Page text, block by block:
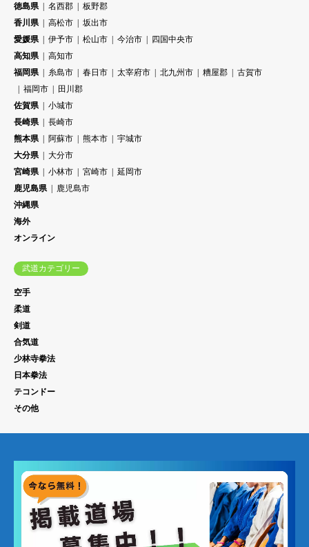
徳島県
名西郡
板野郡
香川県
高松市
坂出市
愛媛県
伊予市 松山市 今治市
四国中央市
高知県
高知市
福岡県
糸島市 春日市 太宰府市 北九州市 糟屋郡
古賀市
福岡市
田川郡
佐賀県
小城市
長崎県
長崎市
熊本県
阿蘇市 熊本市
宇城市
大分県
大分市
宮崎県
小林市 宮崎市
延岡市
鹿児島県
鹿児島市
沖縄県
海外
オンライン
武道カテゴリー
空手
柔道
剣道
合気道
少林寺拳法
日本拳法
テコンドー
その他